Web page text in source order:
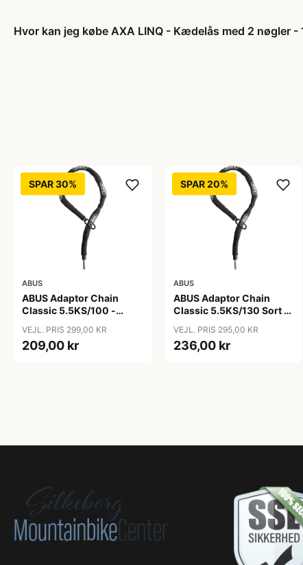
Hvor kan jeg købe AXA LINQ - Kædelås med 2 nøgler
SPAR 30%
ABUS
ABUS Adaptor Chain
Classic 5.5KS/100 -
VEJL. PRIS 299,00 KR
209,00 kr
SPAR 20%
ABUS
ABUS Adaptor Chain
Classic 5.5KS/130 Sort -
VEJL. PRIS 295,00 KR
236,00 kr